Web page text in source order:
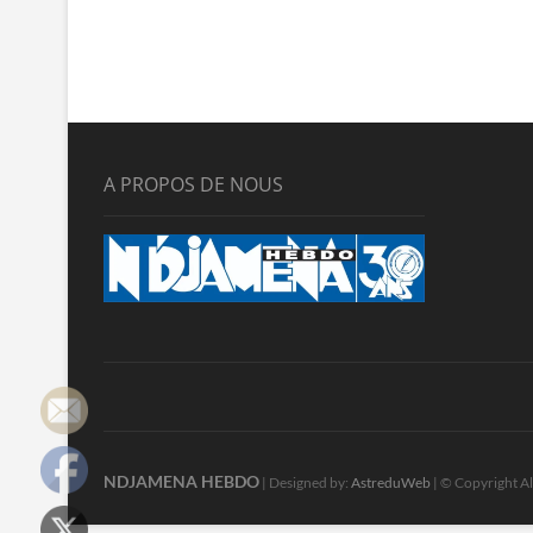
A PROPOS DE NOUS
NDJAMENA HEBDO | Designed by: AstreduWeb | © Copyright